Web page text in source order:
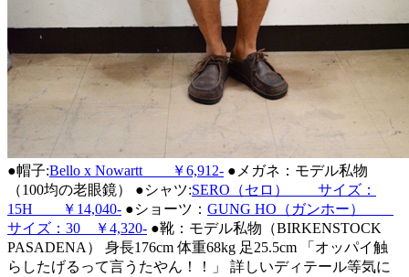
●帽子:Bello x Nowartt ￥6,912- ●メガネ：モデル私物
（100均の老眼鏡） ●シャツ:SERO（セロ） サイズ：
15H ￥14,040- ●ショーツ： GUNG HO（ガンホー）
サイズ：30 ￥4,320- ●靴：モデル私物（BIRKENSTOCK
PASADENA） 身長176cm 体重68kg 足25.5cm 「オッパイ触
らしたげるって言うたやん！！」 詳しいディテール等気に